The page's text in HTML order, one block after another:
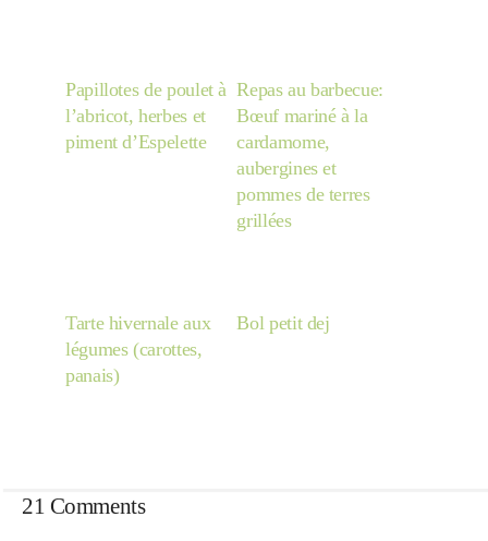
Papillotes de poulet à
l’abricot, herbes et
piment d’Espelette
Repas au barbecue:
Bœuf mariné à la
cardamome,
aubergines et
pommes de terres
grillées
Tarte hivernale aux
légumes (carottes,
panais)
Bol petit dej
21 Comments